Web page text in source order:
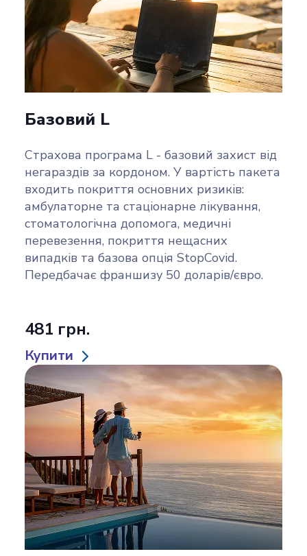
Базовий L
Страхова програма L - базовий захист від
негараздів за кордоном. У вартість пакета
входить покриття основних ризиків:
амбулаторне та стаціонарне лікування,
стоматологічна допомога, медичні
перевезення, покриття нещасних
випадків та базова опція StopCovid.
Передбачає франшизу 50 доларів/євро.
481 грн.
Купити